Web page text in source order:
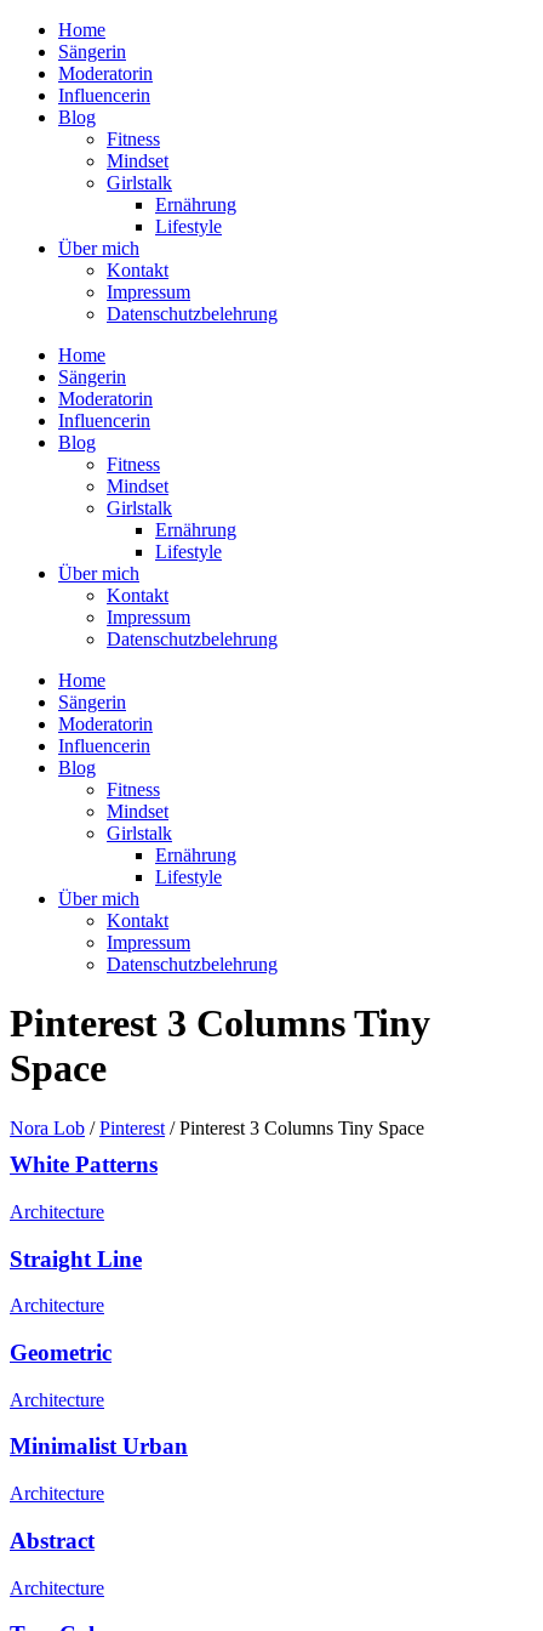
Home
Sängerin
Moderatorin
Influencerin
Blog
Fitness
Mindset
Girlstalk
Ernährung
Lifestyle
Über mich
Kontakt
Impressum
Datenschutzbelehrung
Home
Sängerin
Moderatorin
Influencerin
Blog
Fitness
Mindset
Girlstalk
Ernährung
Lifestyle
Über mich
Kontakt
Impressum
Datenschutzbelehrung
Home
Sängerin
Moderatorin
Influencerin
Blog
Fitness
Mindset
Girlstalk
Ernährung
Lifestyle
Über mich
Kontakt
Impressum
Datenschutzbelehrung
Pinterest 3 Columns Tiny
Space
Nora Lob /Pinterest /Pinterest 3 Columns Tiny Space
White Patterns
Architecture
Straight Line
Architecture
Geometric
Architecture
Minimalist Urban
Architecture
Abstract
Architecture